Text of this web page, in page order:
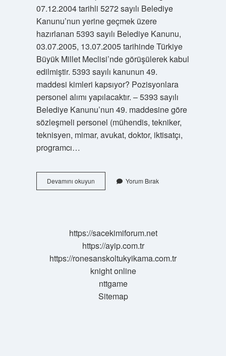
07.12.2004 tarihli 5272 sayılı Belediye
Kanunu’nun yerine geçmek üzere
hazırlanan 5393 sayılı Belediye Kanunu,
03.07.2005, 13.07.2005 tarihinde Türkiye
Büyük Millet Meclisi’nde görüşülerek kabul
edilmiştir. 5393 sayılı kanunun 49.
maddesi kimleri kapsıyor? Pozisyonlara
personel alımı yapılacaktır. – 5393 sayılı
Belediye Kanunu’nun 49. maddesine göre
sözleşmeli personel (mühendis, tekniker,
teknisyen, mimar, avukat, doktor, iktisatçı,
programcı…
Devamını okuyun5393
Sayılı
Çıktı
Yorum Bırak
https://sacekimiforum.net
https://ayip.com.tr
https://ronesanskoltukyikama.com.tr
knight online
nttgame
Sitemap